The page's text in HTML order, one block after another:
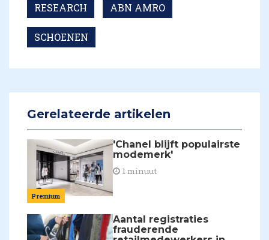
RESEARCH ABN AMRO
SCHOENEN
Gerelateerde artikelen
Premium
'Chanel blijft populairste
modemerk'
1 minuut
Aantal registraties
frauderende